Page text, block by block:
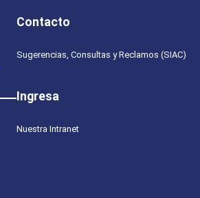
Contacto
Sugerencias, Consultas y Reclamos (SIAC)
Ingresa
Nuestra Intranet